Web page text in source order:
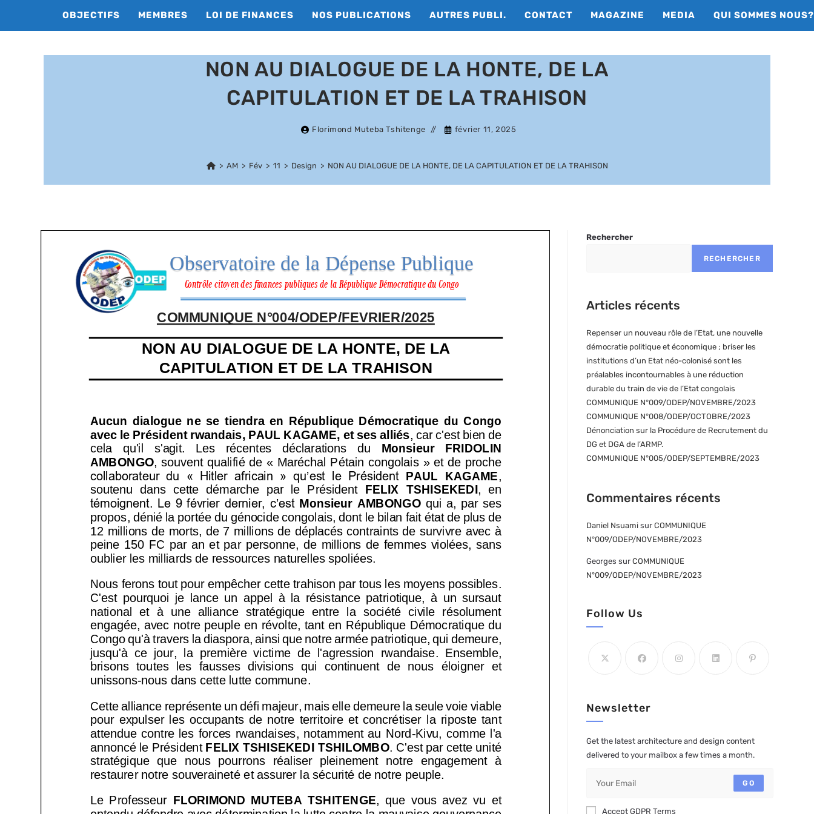
OBJECTIFS MEMBRES LOI DE FINANCES NOS PUBLICATIONS AUTRES PUBLI. CONTACT MAGAZINE MEDIA QUI SOMMES NOUS?
NON AU DIALOGUE DE LA HONTE, DE LA
CAPITULATION ET DE LA TRAHISON
Florimond Muteba Tshitenge février 11, 2025
> AM > Fév > 11 > Design > NON AU DIALOGUE DE LA HONTE, DE LA CAPITULATION ET DE LA TRAHISON
Rechercher
RECHERCHER
Articles récents
Repenser un nouveau rôle de l’Etat, une nouvelle
démocratie politique et économique ; briser les
institutions d’un Etat néo-colonisé sont les
préalables incontournables à une réduction
durable du train de vie de l’Etat congolais
COMMUNIQUE N°009/ODEP/NOVEMBRE/2023
COMMUNIQUE N°008/ODEP/OCTOBRE/2023
Dénonciation sur la Procédure de Recrutement du
DG et DGA de l’ARMP.
COMMUNIQUE N°005/ODEP/SEPTEMBRE/2023
Commentaires récents
Daniel Nsuami surCOMMUNIQUE
N°009/ODEP/NOVEMBRE/2023
Georges surCOMMUNIQUE
N°009/ODEP/NOVEMBRE/2023
Follow Us
Newsletter
Get the latest architecture and design content
delivered to your mailbox a few times a month.
GO
Accept GDPR Terms